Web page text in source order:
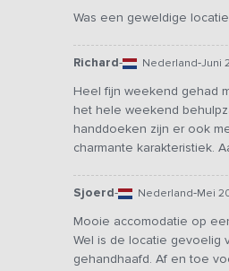
Was een geweldige
Richard- Nederland-Juni
Heel fijn weekend gehad
het hele weekend
handdoeken zijn er ook
charmante karakteristiek.
Sjoerd- Nederland-Mei
Mooie accomodatie op
Wel is de locatie gevoelig
gehandhaafd. Af en toe